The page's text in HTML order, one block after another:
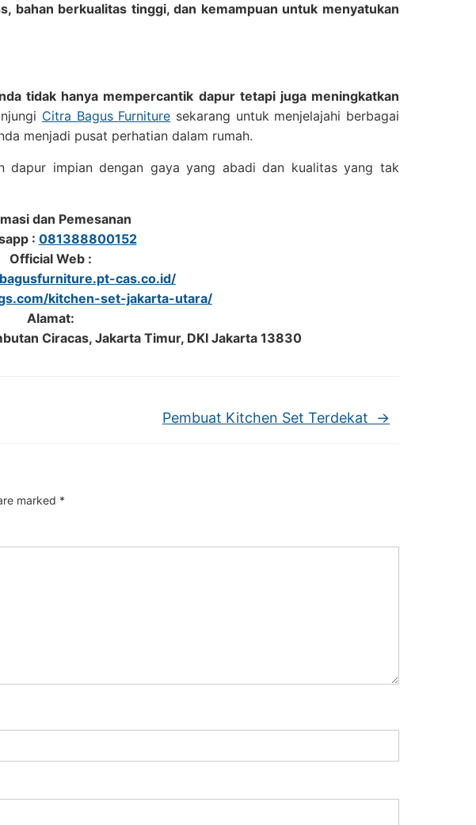
bahan berkualitas tinggi, dan kemampuan untuk menyatukan
tidak hanya mempercantik dapur tetapi juga meningkatkan
Citra Bagus Furniture sekarang untuk menjelajahi berbagai
menjadi pusat perhatian dalam rumah.
dapur impian dengan gaya yang abadi dan kualitas yang tak
dan Pemesanan
: 081388800152
Official Web :
cas.co.id/
kitchen-set-jakarta-utara/
Alamat:
Ciracas, Jakarta Timur, DKI Jakarta 13830
Pembuat Kitchen Set Terdekat →
marked *